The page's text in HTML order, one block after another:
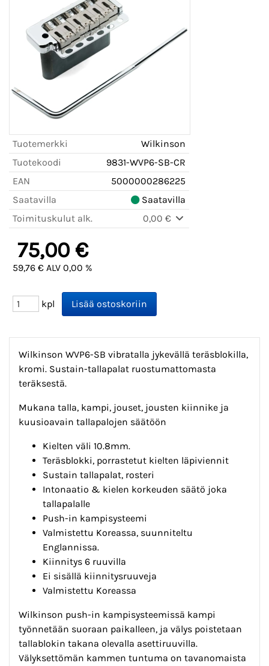
Tuotemerkki
Wilkinson
Tuotekoodi
9831-WVP6-SB-CR
EAN
5000000286225
Saatavilla
Saatavilla
Toimituskulut alk.
0,00 €
75,00 €
59,76 € ALV 0,00 %
kpl
Wilkinson WVP6-SB vibratalla jykevällä teräsblokilla,
kromi. Sustain-tallapalat ruostumattomasta
teräksestä.
Mukana talla, kampi, jouset, jousten kiinnike ja
kuusioavain tallapalojen säätöön
Kielten väli 10.8mm.
Teräsblokki, porrastetut kielten läpiviennit
Sustain tallapalat, rosteri
Intonaatio & kielen korkeuden säätö joka
tallapalalle
Push-in kampisysteemi
Valmistettu Koreassa, suunniteltu
Englannissa.
Kiinnitys 6 ruuvilla
Ei sisällä kiinnitysruuveja
Valmistettu Koreassa
Wilkinson push-in kampisysteemissä kampi
työnnetään suoraan paikalleen, ja välys poistetaan
tallablokin takana olevalla asettiruuvilla.
Välyksettömän kammen tuntuma on tavanomaista